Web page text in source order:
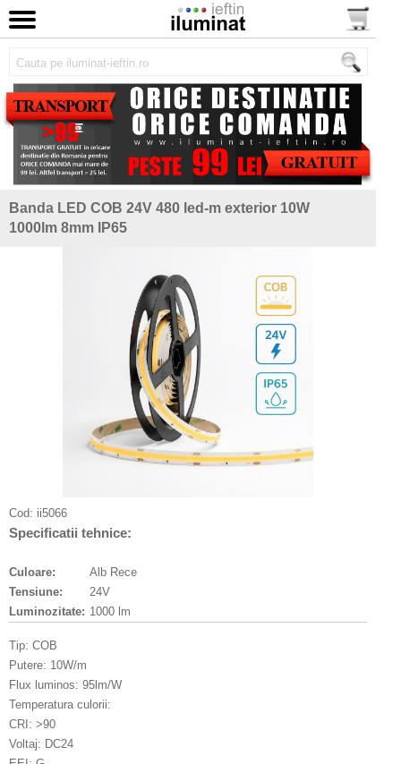
Banda LED COB 24V 480 led-m exterior 10W
1000lm 8mm IP65
Cod: ii5066
Specificatii tehnice:
Culoare:
Alb Rece
Tensiune:
24V
Luminozitate: 1000 lm
Tip: COB
Putere: 10W/m
Flux luminos: 95lm/W
Temperatura culorii:
CRI: >90
Voltaj: DC24